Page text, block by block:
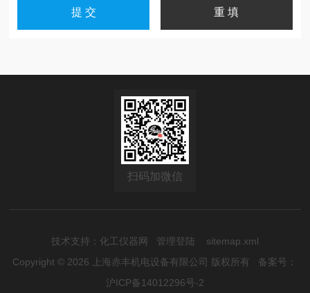
扫码加微信
技术支持： 化工仪器网 管理登陆
sitemap.xml
Copyright © 2026 上海赤丰机电设备有限公司 版权所有 备案号：
沪ICP备14012296号-2